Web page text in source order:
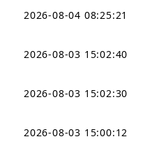
2026-08-04 08:25:21
2026-08-03 15:02:40
2026-08-03 15:02:30
2026-08-03 15:00:12